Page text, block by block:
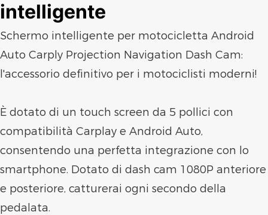
intelligente
Schermo intelligente per motocicletta Android
Auto Carply Projection Navigation Dash Cam:
l'accessorio definitivo per i motociclisti moderni!
È dotato di un touch screen da 5 pollici con
compatibilità Carplay e Android Auto,
consentendo una perfetta integrazione con lo
smartphone. Dotato di dash cam 1080P anteriore
e posteriore, catturerai ogni secondo della
pedalata.